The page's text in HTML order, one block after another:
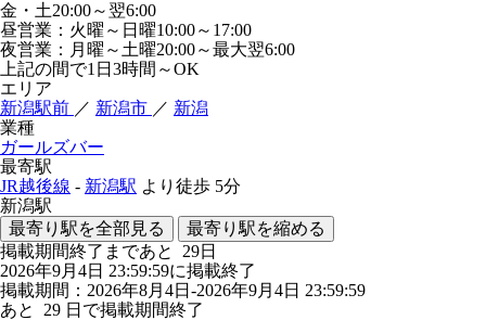
金・土20:00～翌6:00
昼営業：火曜～日曜10:00～17:00
夜営業：月曜～土曜20:00～最大翌6:00
上記の間で1日3時間～OK
エリア
新潟駅前 ／ 新潟市 ／ 新潟
業種
ガールズバー
最寄駅
JR越後線 - 新潟駅 より徒歩 5分
新潟駅
最寄り駅を全部見る
最寄り駅を縮める
掲載期間終了まであと 29日
2026年9月4日 23:59:59に掲載終了
掲載期間：2026年8月4日-2026年9月4日 23:59:59
あと 29 日で掲載期間終了